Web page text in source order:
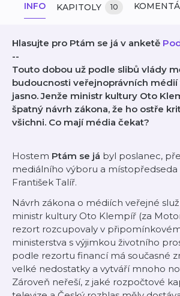
INFO KAPITOLY 10
Hlasujte pro Ptám se já v anketě
--
Touto dobou už podle slibů vlády
budoucnosti veřejnoprávních médií
jasno. Jenže ministr kultury Oto
špatný návrh zákona, že ho ostře
všichni. Co mají média čekat?
Hostem Ptám se já byl poslanec,
mediálního výboru a místopředseda
František Talíř.
Návrh zákona o médiích veřejné
ministr kultury Oto Klempíř (za
rezort rozcupovaly v
ministerstva s výjimkou životního
podle rezortu financí má současné
velké nedostatky a vytváří mnoho
Zároveň neřeší, z jaké rozpočtové